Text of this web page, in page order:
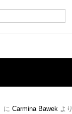
に Carmina Bawekより